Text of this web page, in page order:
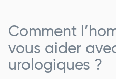
Comment
vous aider
urologiques ?